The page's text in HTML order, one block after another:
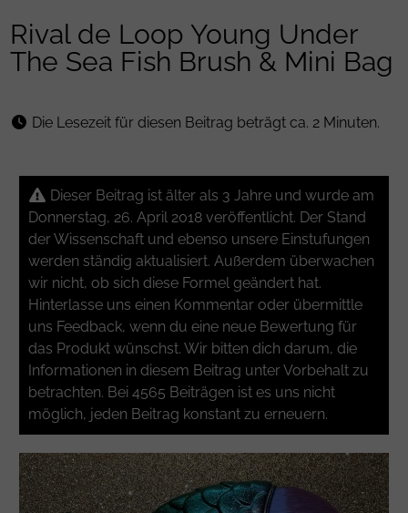
Rival de Loop Young Under
The Sea Fish Brush & Mini Bag
Die Lesezeit für diesen Beitrag beträgt ca. 2 Minuten.
Dieser Beitrag ist älter als 3 Jahre und wurde am
Donnerstag, 26. April 2018 veröffentlicht. Der Stand
der Wissenschaft und ebenso unsere Einstufungen
werden ständig aktualisiert. Außerdem überwachen
wir nicht, ob sich diese Formel geändert hat.
Hinterlasse uns einen Kommentar oder übermittle
uns Feedback, wenn du eine neue Bewertung für
das Produkt wünschst. Wir bitten dich darum, die
Informationen in diesem Beitrag unter Vorbehalt zu
betrachten. Bei 4565 Beiträgen ist es uns nicht
möglich, jeden Beitrag konstant zu erneuern.